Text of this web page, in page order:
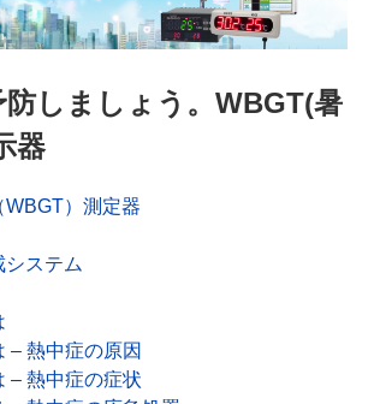
防しましょう。WBGT(暑
器
WBGT）測定器
システム
– 熱中症の原因
– 熱中症の症状